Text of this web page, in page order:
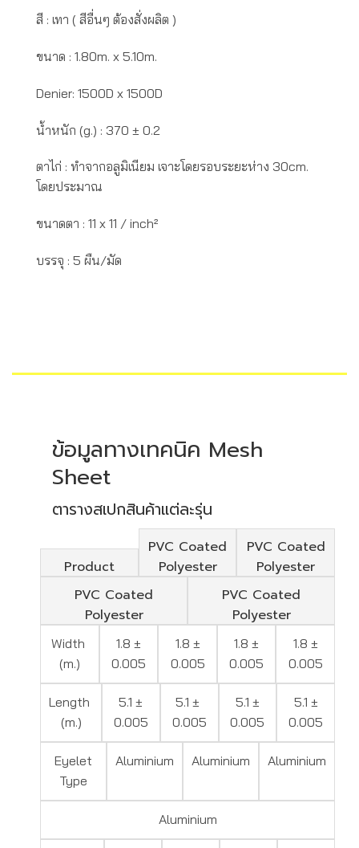
สี : เทา ( สีอื่นๆ ต้องสั่งผลิต )
ขนาด : 1.80m. x 5.10m.
Denier: 1500D x 1500D
น้ำหนัก (g.) : 370 ± 0.2
ตาไก่ : ทำจากอลูมิเนียม เจาะโดยรอบระยะห่าง 30cm.
โดยประมาณ
ขนาดตา : 11 x 11 / inch²
บรรจุ : 5 ผืน/มัด
ข้อมูลทางเทคนิค Mesh
Sheet
ตารางสเปกสินค้าแต่ละรุ่น
Product
PVC Coated
Polyester
PVC Coated
Polyester
PVC Coated
Polyester
PVC Coated
Polyester
Width
(m.)
1.8 ±
0.005
1.8 ±
0.005
1.8 ±
0.005
1.8 ±
0.005
Length
(m.)
5.1 ±
0.005
5.1 ±
0.005
5.1 ±
0.005
5.1 ±
0.005
Eyelet
Type
Aluminium Aluminium Aluminium
Aluminium